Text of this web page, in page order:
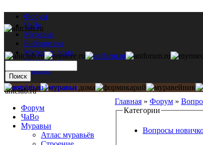
Форум
ЧаВо
Муравьи
Библиотека
Муравьи дома
Мастерская
Каталог
Главная » Форум »
Категории
Вопросы
antclub.ru
Форум
ЧаВо
Муравьи
Атлас муравьёв